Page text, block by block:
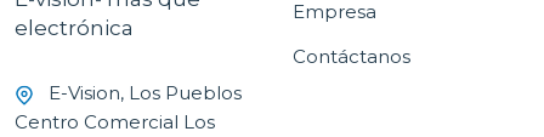
electrónica
E-Vision, Los Pueblos
Centro Comercial Los
Empresa
Contáctanos